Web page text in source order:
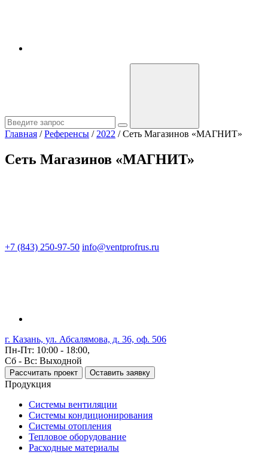
Главная / Референсы / 2022 /Сеть Магазинов «МАГНИТ»
Сеть Магазинов «МАГНИТ»
+7 (843) 250-97-50 info@ventprofrus.ru
г. Казань, ул. Абсалямова, д. 36, оф. 506
Пн-Пт: 10:00 - 18:00,
Сб - Вс: Выходной
Рассчитать проект Оставить заявку
Продукция
Системы вентиляции
Системы кондиционирования
Системы отопления
Тепловое оборудование
Расходные материалы